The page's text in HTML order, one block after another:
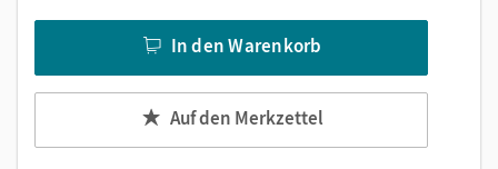
Suchen im Text
Zoomen
In den Warenkorb
Auf den Merkzettel